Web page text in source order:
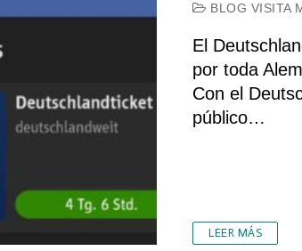
BLOG VISITA
El
por toda
Con el
público…
LEER MÁS